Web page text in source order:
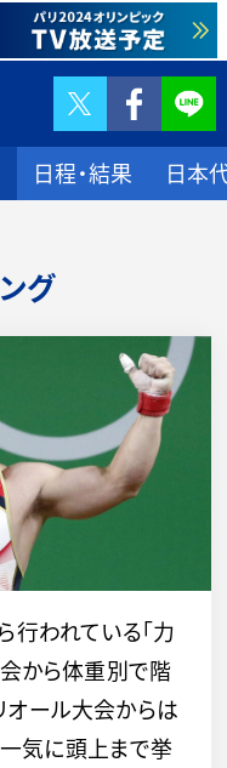
日程・結果 日本
Twitter
グ
われている「力
会から体重別で階
オール大会からは
気に頭上まで挙